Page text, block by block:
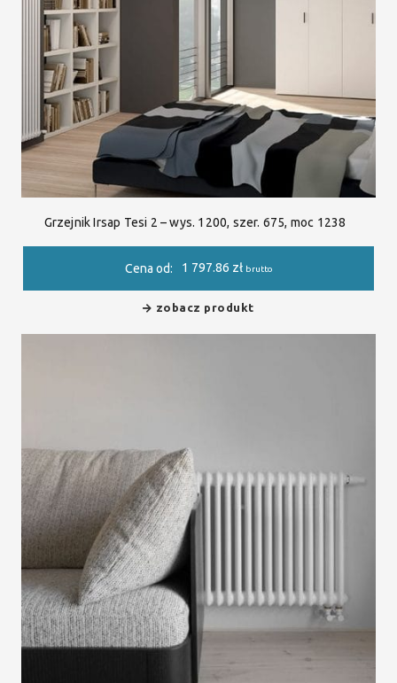
Grzejnik Irsap Tesi 2 – wys. 1200, szer. 675, moc 1238
Cena od: 1 797.86 zł brutto
zobacz produkt